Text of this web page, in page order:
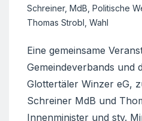
Schreiner, MdB Politische
Thomas Strobl Wahl
Eine gemeinsame
Gemeindeverbands und
Glottertäler Winzer eG,
Schreiner MdB und
Innenminister und stv.